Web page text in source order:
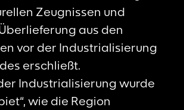
Zeugnissen und
aus den
vor der Industrialisierung
erschließt.
Industrialisierung wurde
wie die Region